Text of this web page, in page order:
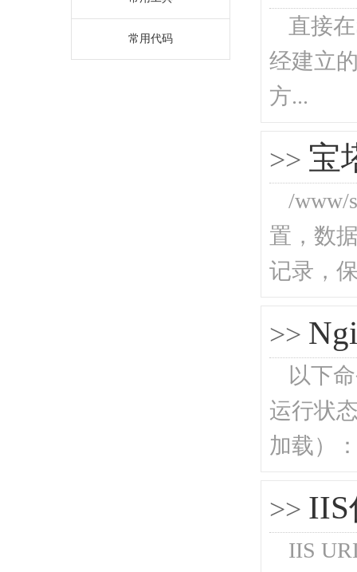
常用代码
直接
经建立
方...
>> 宝
/www/
置，数
记录，
>>
以下
运行状
加载）
>> IIS
IIS